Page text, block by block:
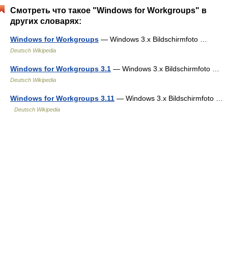
Смотреть что такое "Windows for Workgroups" в
других словарях:
Windows for Workgroups — Windows 3.x Bildschirmfoto …
Deutsch Wikipedia
Windows for Workgroups 3.1 — Windows 3.x Bildschirmfoto …
Deutsch Wikipedia
Windows for Workgroups 3.11 — Windows 3.x Bildschirmfoto …
Deutsch Wikipedia